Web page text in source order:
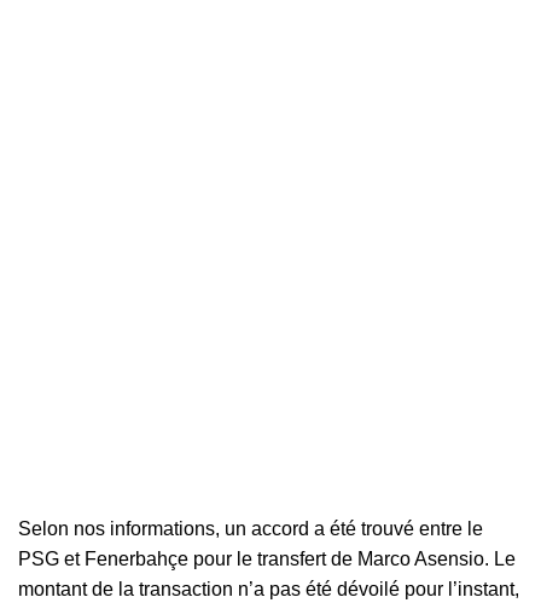
Selon nos informations, un accord a été trouvé entre le
PSG et Fenerbahçe pour le transfert de Marco Asensio. Le
montant de la transaction n’a pas été dévoilé pour l’instant,